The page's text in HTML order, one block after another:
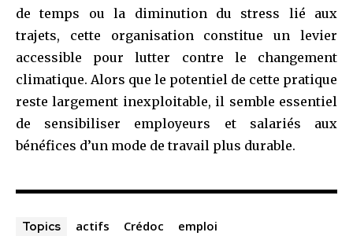
de temps ou la diminution du stress lié aux
trajets, cette organisation constitue un levier
accessible pour lutter contre le changement
climatique. Alors que le potentiel de cette pratique
reste largement inexploitable, il semble essentiel
de sensibiliser employeurs et salariés aux
bénéfices d’un mode de travail plus durable.
Topics actifs Crédoc
emploi